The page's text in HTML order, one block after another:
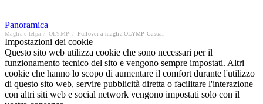
Panoramica
Maglia e felpa OLYMP Pullover a maglia OLYMP Casual
Impostazioni dei cookie
Questo sito web utilizza cookie che sono necessari per il
funzionamento tecnico del sito e vengono sempre impostati. Altri
cookie che hanno lo scopo di aumentare il comfort durante l'utilizzo
di questo sito web, servire pubblicità diretta o facilitare l'interazione
con altri siti web e social network vengono impostati solo con il